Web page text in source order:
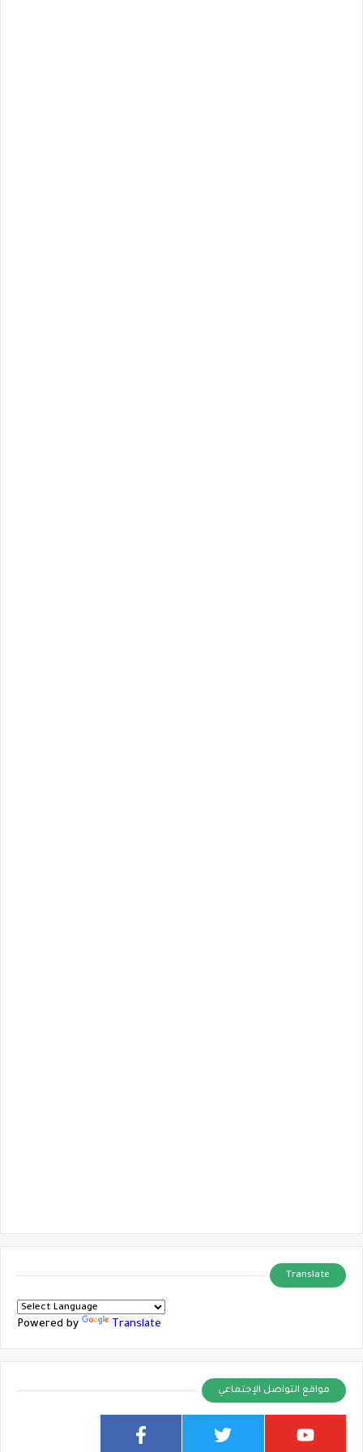
Translate
Powered by Translate
مواقع التواصل الإجتماعي